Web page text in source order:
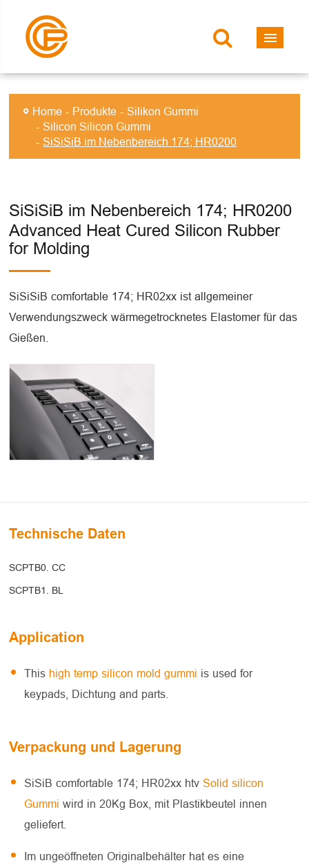
Home Produkte
Silikon Gummi
Silicon Silicon Gummi
SiSiSiB im Nebenbereich 174; HR0200
SiSiSiB im Nebenbereich 174; HR0200
Advanced Heat Cured Silicon Rubber
for Molding
SiSiSiB comfortable 174; HR02xx ist allgemeiner
Verwendungszweck wärmegetrocknetes Elastomer für das
Gießen.
Technische Daten
SCPTB0. CC
SCPTB1. BL
Application
This high temp silicon mold gummi is used for
keypads, Dichtung and parts.
Verpackung und Lagerung
SiSiB comfortable 174; HR02xx htvSolid silicon
Gummiwird in 20Kg Box, mit Plastikbeutel innen
geliefert.
Im ungeöffneten Originalbehälter hat es eine